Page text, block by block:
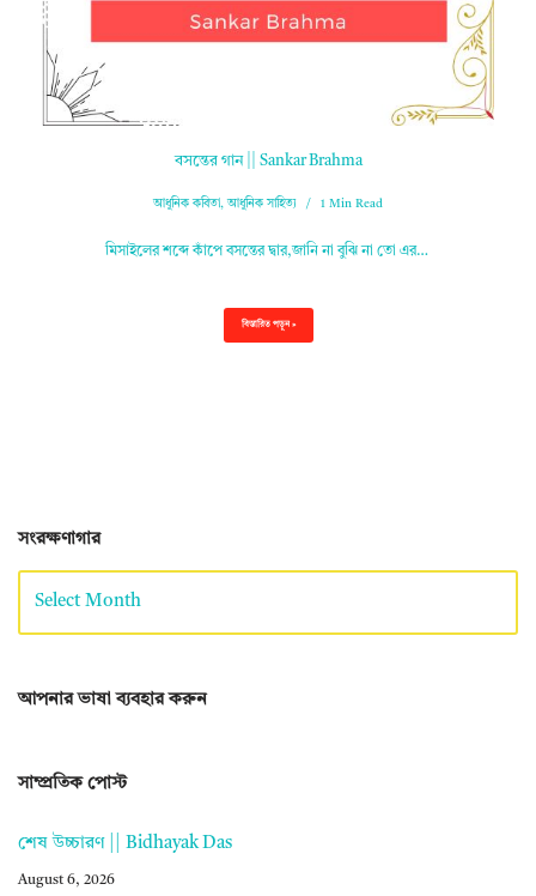
বসন্তের গান || Sankar Brahma
আধুনিক কবিতা,আধুনিক সাহিত্য 1 Min Read
মিসাইলের শব্দে কাঁপে বসন্তের দ্বার,জানি না বুঝি না তো এর…
বিস্তারিত পড়ুন »
সংরক্ষণাগার
আপনার ভাষা ব্যবহার করুন
সাম্প্রতিক পোস্ট
শেষ উচ্চারণ || Bidhayak Das
August 6, 2026